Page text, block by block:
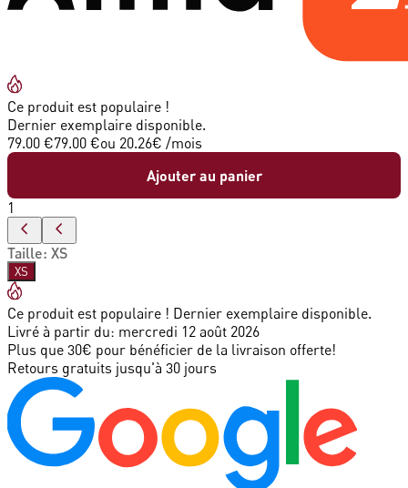
Ce produit est populaire !
Dernier exemplaire disponible.
79.00 €79.00 €ou 20.26€ /mois
Ajouter au panier
1
Taille: XS
XS
Ce produit est populaire ! Dernier exemplaire disponible.
Livré à partir du: mercredi 12 août 2026
Plus que 30€ pour bénéficier de la livraison offerte!
Retours gratuits jusqu'à 30 jours